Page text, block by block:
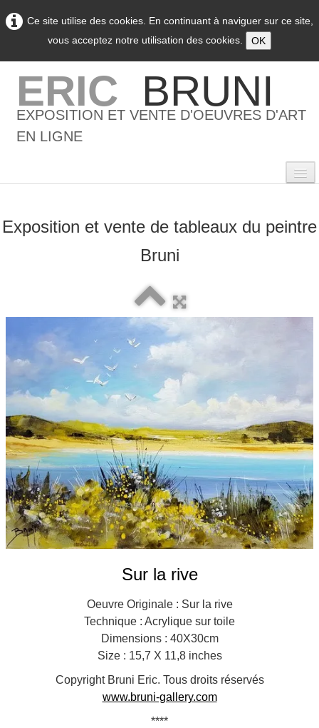
Ce site utilise des cookies. En continuant à naviguer sur ce site,
vous acceptez notre utilisation des cookies.
OK
ERIC BRUNI
EXPOSITION ET VENTE D'OEUVRES D'ART
EN LIGNE
0
Galeries
Vente
Boutique
Contact
Newsletter
BLOG
Français
Exposition et vente de tableaux du peintre
Bruni
Sur la rive
Oeuvre Originale : Sur la rive
Technique : Acrylique sur toile
Dimensions : 40X30cm
Size : 15,7 X 11,8 inches
Copyright Bruni Eric. Tous droits réservés
www.bruni-gallery.com
****